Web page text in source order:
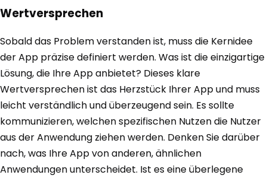
Wertversprechen
Sobald das Problem verstanden ist, muss die Kernidee
der App präzise definiert werden. Was ist die einzigartige
Lösung, die Ihre App anbietet? Dieses klare
Wertversprechen ist das Herzstück Ihrer App und muss
leicht verständlich und überzeugend sein. Es sollte
kommunizieren, welchen spezifischen Nutzen die Nutzer
aus der Anwendung ziehen werden. Denken Sie darüber
nach, was Ihre App von anderen, ähnlichen
Anwendungen unterscheidet. Ist es eine überlegene